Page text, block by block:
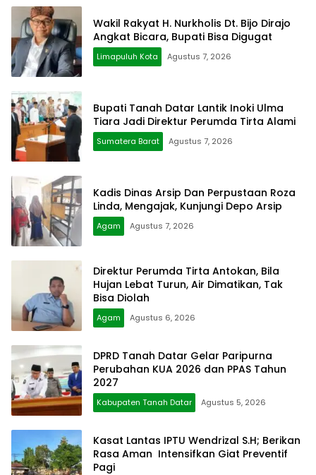
Wakil Rakyat H. Nurkholis Dt. Bijo Dirajo
Angkat Bicara, Bupati Bisa Digugat
Limapuluh Kota Agustus 7, 2026
Bupati Tanah Datar Lantik Inoki Ulma
Tiara Jadi Direktur Perumda Tirta Alami
Sumatera Barat Agustus 7, 2026
Kadis Dinas Arsip Dan Perpustaan Roza
Linda, Mengajak, Kunjungi Depo Arsip
Agam Agustus 7, 2026
Direktur Perumda Tirta Antokan, Bila
Hujan Lebat Turun, Air Dimatikan, Tak
Bisa Diolah
Agam Agustus 6, 2026
DPRD Tanah Datar Gelar Paripurna
Perubahan KUA 2026 dan PPAS Tahun
2027
Kabupaten Tanah Datar Agustus 5, 2026
Kasat Lantas IPTU Wendrizal S.H; Berikan
Rasa Aman Intensifkan Giat Preventif
Pagi